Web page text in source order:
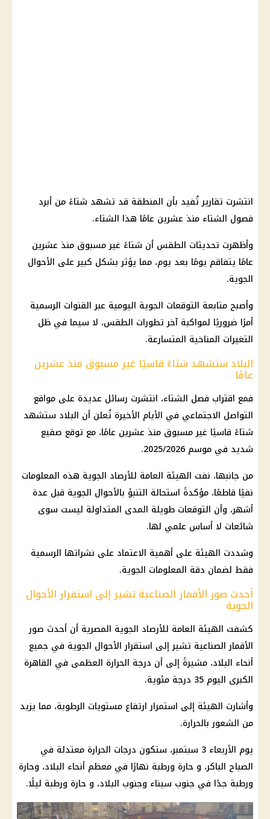
انتشرت تقارير تُفيد بأن المنطقة قد تشهد شتاءً من أبرد
فصول الشتاء منذ عشرين عامًا هذا الشتاء.
وأظهرت تحديثات الطقس أن شتاءً غير مسبوق منذ عشرين
عامًا يتفاقم يومًا بعد يوم، مما يؤثر بشكل كبير على الأحوال
الجوية.
وأصبح متابعة التوقعات الجوية اليومية عبر القنوات الرسمية
أمرًا ضروريًا لمواكبة آخر تطورات الطقس، لا سيما في ظل
التغيرات المناخية المتسارعة.
البلاد ستشهد شتاءً قاسيًا غير مسبوق منذ عشرين
عامًا
فمع اقتراب فصل الشتاء، انتشرت رسائل عديدة على مواقع
التواصل الاجتماعي في الأيام الأخيرة تُعلن أن البلاد ستشهد
شتاءً قاسيًا غير مسبوق منذ عشرين عامًا، مع توقع صقيع
شديد في موسم 2025/2026.
من جانبها، نفت الهيئة العامة للأرصاد الجوية هذه المعلومات
نفيًا قاطعًا، مؤكدةً استحالة التنبؤ بالأحوال الجوية قبل عدة
أشهر، وأن التوقعات طويلة المدى المتداولة ليست سوى
شائعات لا أساس علمي لها.
وشددت الهيئة على أهمية الاعتماد على نشراتها الرسمية
فقط لضمان دقة المعلومات الجوية.
أحدث صور الأقمار الصناعية تشير إلى استقرار الأحوال
الجوية
كشفت الهيئة العامة للأرصاد الجوية المصرية أن أحدث صور
الأقمار الصناعية تشير إلى استقرار الأحوال الجوية في جميع
أنحاء البلاد، مشيرةً إلى أن درجة الحرارة العظمى في القاهرة
الكبرى اليوم 35 درجة مئوية.
وأشارت الهيئة إلى استمرار ارتفاع مستويات الرطوبة، مما يزيد
من الشعور بالحرارة.
يوم الأربعاء 3 سبتمبر، ستكون درجات الحرارة معتدلة في
الصباح الباكر، و حارة ورطبة نهارًا في معظم أنحاء البلاد، وحارة
ورطبة جدًا في جنوب سيناء وجنوب البلاد، و حارة ورطبة ليلًا.